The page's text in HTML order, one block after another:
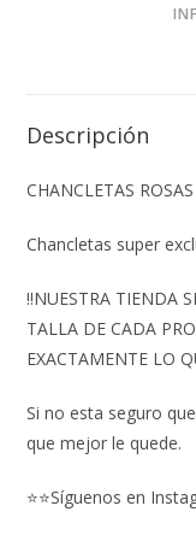
Descripción
CHANCLETAS
Chancletas super
‼️NUESTRA TIENDA
TALLA DE CADA
EXACTAMENTE LO
Si no esta seguro
que mejor le quede.
⭐⭐Síguenos en